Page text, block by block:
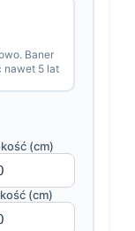
Baner
nawet 5 lat
(cm)
(cm)